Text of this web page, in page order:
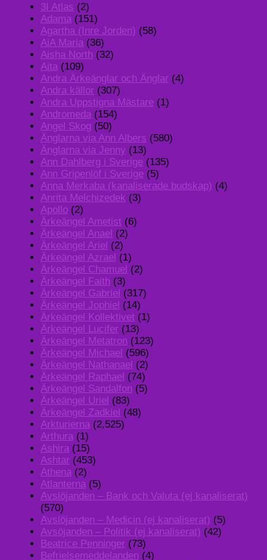
3I Atlas (2)
Adama (151)
Agartha (Inre Jorden) (58)
AiA Maria (36)
Aisha North (32)
Aita (109)
Andra Ärkeänglar och Änglar (4)
Andra källor (307)
Andra Uppstigna Mästare (1)
Andromeda (154)
Angel Skog (50)
Änglarna via Ann Albers (580)
Änglarna via Jenny (13)
Ann Dahlberg i Sverige (135)
Ann Gripenlöf i Sverige (5)
Anna Merkaba (kanaliserade budskap) (4)
Anrita Melchizedek (3)
Apollo (2)
Ärkeängel Ametist (6)
Ärkeängel Anael (2)
Ärkeängel Ariel (2)
Ärkeängel Azrael (1)
Ärkeängel Chamuel (2)
Ärkeängel Faith (3)
Ärkeängel Gabriel (317)
Ärkeängel Jophiel (14)
Ärkeängel Kollektivet (1)
Ärkeängel Lucifer (13)
Ärkeängel Metatron (123)
Ärkeängel Michael (596)
Ärkeängel Nathanael (2)
Ärkeängel Raphael (74)
Ärkeängel Sandalfon (5)
Ärkeängel Uriel (83)
Ärkeängel Zadkiel (48)
Arkturierna (2,525)
Arthura (1)
Ashira (15)
Ashtar (453)
Athena (2)
Atlanterna (5)
Avslöjanden – Bank och Valuta (ej kanaliserat)
(570)
Avslöjanden – Medicin (ej kanaliserat) (5)
Avsöjanden – Politik (ej kanaliserat) (42)
Beatrice Penninger (73)
Befrielsemeddelanden (4)